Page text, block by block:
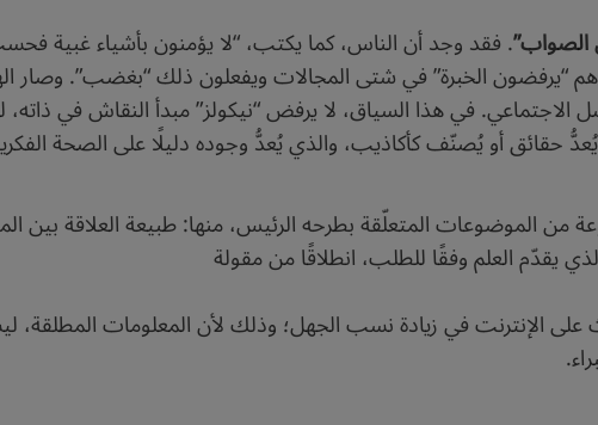
الصواب”. فقد وجد أن الناس، كما يكتب، “لا يؤمنون بأشياء غبية
“يرفضون الخبرة” في شتى المجالات ويفعلون ذلك “بغضب”. وصار
في هذا السياق، لا يرفض “نيكولز” مبدأ النقاش في
حقائق أو يُصنّف كأكاذيب، والذي يُعدُّ وجوده دليلًا على الصحة
الموضوعات المتعلّقة بطرحه الرئيس، منها: طبيعة العلاقة بين
يقدّم العلم وفقًا للطلب، انطلاقًا من مقولة
على الإنترنت في زيادة نسب الجهل؛ وذلك لأن المعلومات